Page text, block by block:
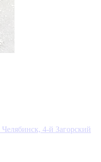
Челябинск, 4-й Загорский